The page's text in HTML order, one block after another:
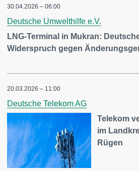
30.04.2026 – 06:00
Deutsche Umwelthilfe e.V.
LNG-Terminal in Mukran:
Widerspruch gegen
20.03.2026 – 11:00
Deutsche Telekom AG
Telekom
im
Rügen